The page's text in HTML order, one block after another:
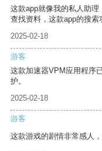
这款app就像我的私人助
查找资料，这款app的搜索
2025-02-18
游客
这款加速器VPM应用程序
护。
2025-02-18
游客
这款游戏的剧情非常感人